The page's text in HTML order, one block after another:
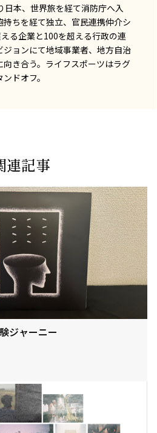
日本、世界旅を経て消防庁へ入
ちを経て独立、官民連携仲介シ
る企業と100を超える行政の連
ョンにて地域事業者、地方自治
き合う。ライフスポーツはラグ
ドオフ。
連記事
ジャーニー